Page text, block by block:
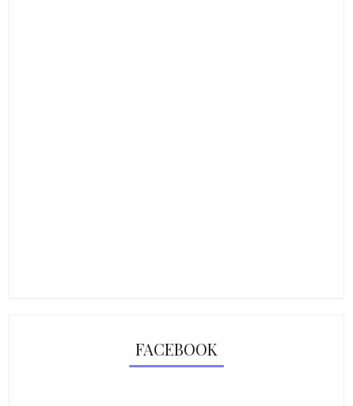
FACEBOOK